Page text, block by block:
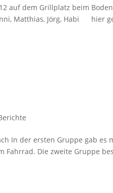
auf dem Grillplatz beim
Matthias, Jörg, Habi hier
In der ersten Gruppe gab
Fahrrad. Die zweite Gruppe